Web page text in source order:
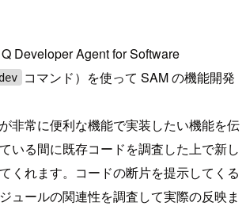
Developer Agent for Software
コマンド）を使って SAM の機能開発
非常に便利な機能で実装したい機能を伝
いる間に既存コードを調査した上で新し
くれます。コードの断片を提示してくる
ュールの関連性を調査して実際の反映ま